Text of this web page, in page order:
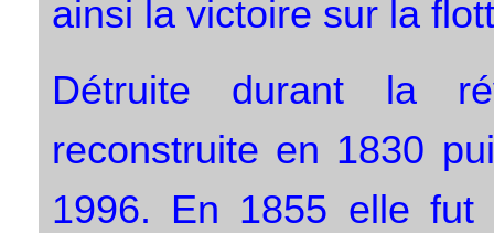
ainsi la victoire sur la
Détruite durant la
reconstruite en 1830
1996. En 1855 elle